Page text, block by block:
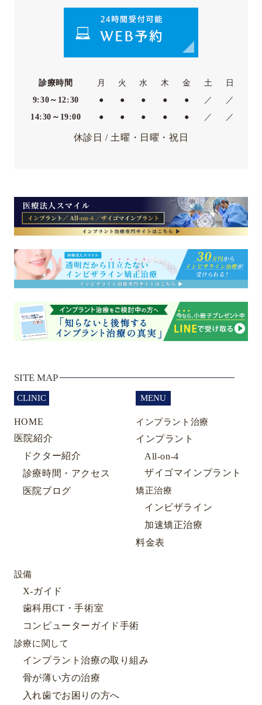
診療時間 月 火 水 木 金 土
日
9:30～12:30
● ● ● ● ● ／
／
14:30～19:00
● ● ● ● ● ／ ／
休診日 / 土曜・日曜・祝日
SITE MAP
CLINIC
HOME
医院紹介
ドクター紹介
診療時間・アクセス
医院ブログ
MENU
インプラント治療
インプラント
All-on-4
ザイゴマインプラント
矯正治療
インビザライン
加速矯正治療
料金表
設備
X-ガイド
歯科用CT・手術室
コンピューターガイド手術
診療に関して
インプラント治療の取り組み
骨が薄い方の治療
入れ歯でお困りの方へ